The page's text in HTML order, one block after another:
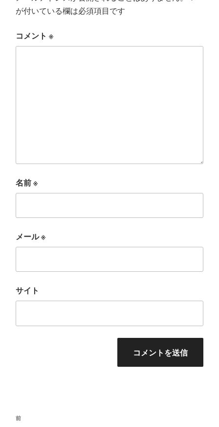
が付いている欄は必須項目です
コメント ※
名前※
メール※
サイト
投
前
前